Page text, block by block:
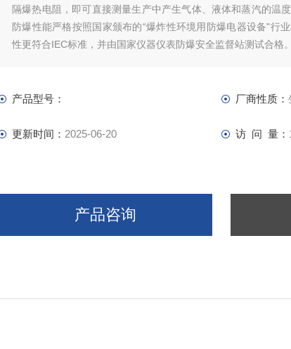
隔爆热电阻，即可直接测量生产中产生气体、液体和蒸汽的温
防爆性能严格按照国家颁布的“爆炸性环境用防爆电器设备"行
性更符合IEC标准，并由国家仪器仪表防爆安全监督站测试合格。
产品型号： 厂商性质：
更新时间： 2025-06-20 访 问 量：
产品咨询